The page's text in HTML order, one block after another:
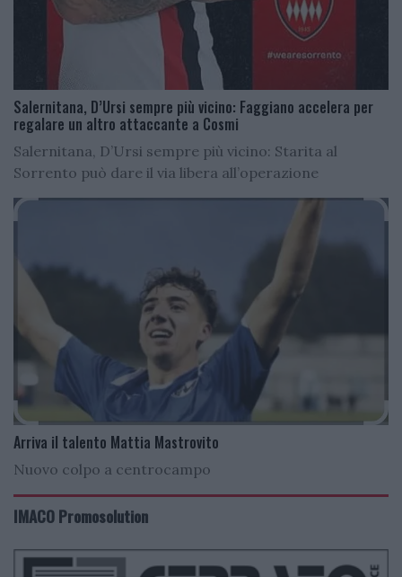
Salernitana, D’Ursi sempre più vicino: Faggiano accelera per
regalare un altro attaccante a Cosmi
Salernitana, D’Ursi sempre più vicino: Starita al
Sorrento può dare il via libera all’operazione
Arriva il talento Mattia Mastrovito
Nuovo colpo a centrocampo
IMACO Promosolution